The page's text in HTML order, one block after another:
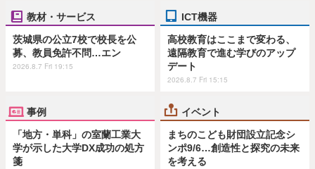
教材・サービス
茨城県の公立7校で校長を公
募、教員免許不問…エン
2026.8.7 Fri 19:15
ICT機器
高校教育はここまで変わる、
遠隔教育で進む学びのアップ
デート
2026.8.7 Fri 15:15
事例
「地方・単科」の室蘭工業大
学が示した大学DX成功の処方
箋
イベント
まちのこども財団設立記念シ
ンポ9/6…創造性と探究の未来
を考える